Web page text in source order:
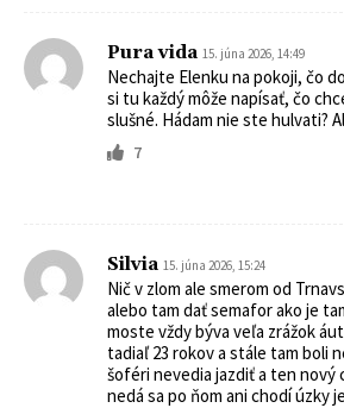
Pura vida 15. júna 2026, 14:49
Nechajte Elenku na pokoji, čo
si tu každý môže napísať, čo
slušné. Hádam nie ste hulvati?
7
Silvia 15. júna 2026, 15:24
Nič v zlom ale smerom od
alebo tam dať semafor ako je
moste vždy býva veľa zrážok
tadiaľ 23 rokov a stále tam boli
šoféri nevedia jazdiť a ten nový
nedá sa po ňom ani chodí úzky